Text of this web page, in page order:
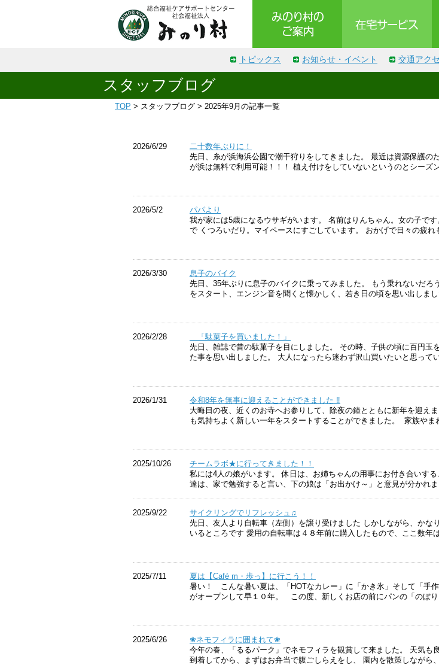
交通アク
お知らせ・イベント
トピックス
スタッフブログ
TOP > スタッフブログ > 2025年9月の記事一覧
2026/6/29
二十数年ぶりに！
先日、糸が浜海浜公園で潮干狩りをしてきました。 最近は資源保護の
が浜は無料で利用可能！！！ 植え付けをしていないというのとシー
2026/5/2
パパより
我が家には5歳になるウサギがいます。 名前はりんちゃん。女の子で
で くつろいだり。マイペースにすごしています。 おかげで日々の疲
2026/3/30
息子のバイク
先日、35年ぶりに息子のバイクに乗ってみました。 もう乗れないだろ
をスタート、エンジン音を聞くと懐かしく、若き日の頃を思い出しま
2026/2/28
「駄菓子を買いました！」
先日、雑誌で昔の駄菓子を目にしました。 その時、子供の頃に百円玉
た事を思い出しました。 大人になったら迷わず沢山買いたいと思っ
2026/1/31
令和8年を無事に迎えることができました ‼
大晦日の夜、近くのお寺へお参りして、除夜の鐘とともに新年を迎え
も気持ちよく新しい一年をスタートすることができました。 家族や
2025/10/26
チームラボ★に行ってきました！！
私には4人の娘がいます。 休日は、お姉ちゃんの用事にお付き合いす
達は、家で勉強すると言い、下の娘は「お出かけ～」と意見が分かれ
2025/9/22
サイクリングでリフレッシュ♫
先日、友人より自転車（左側）を譲り受けました しかしながら、かな
いるところです 愛用の自転車は４８年前に購入したもので、ここ数
2025/7/11
夏は【Café m・歩っ】に行こう！！
暑い！ こんな暑い夏は、「HOTなカレー」に「かき氷」そして「手
がオープンして早１０年。 この度、新しくお店の前にパンの「の
2025/6/26
❀ネモフィラに囲まれて❀
今年の春、「るるパーク」でネモフィラを観賞して来ました。 天気も
到着してから、まずはお弁当で腹ごしらえをし、 園内を散策しなが